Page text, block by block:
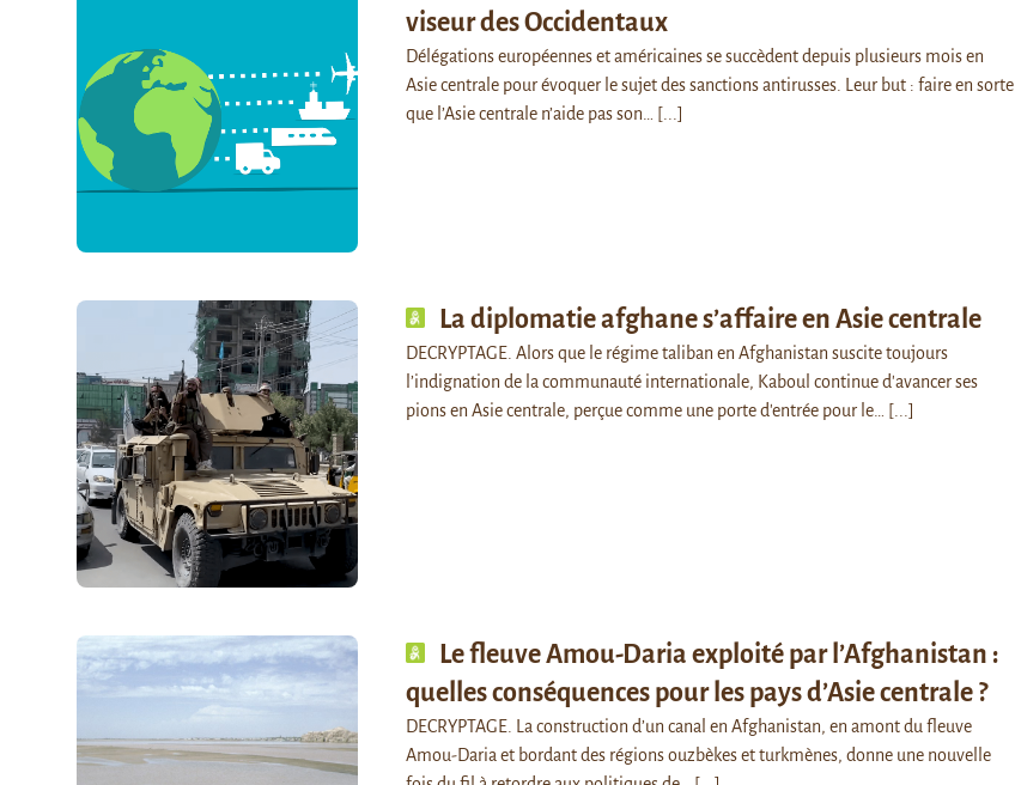
viseur des Occidentaux
Délégations européennes et américaines se succèdent depuis plusieurs mois en
Asie centrale pour évoquer le sujet des sanctions antirusses. Leur but : faire en sorte
que l’Asie centrale n’aide pas son…
[...]
La diplomatie afghane s’affaire en Asie centrale
DECRYPTAGE. Alors que le régime taliban en Afghanistan suscite toujours
l’indignation de la communauté internationale, Kaboul continue d'avancer ses
pions en Asie centrale, perçue comme une porte d'entrée pour le…
[...]
Le fleuve Amou-Daria exploité par l’Afghanistan :
quelles conséquences pour les pays d’Asie centrale ?
DECRYPTAGE. La construction d’un canal en Afghanistan, en amont du fleuve
Amou-Daria et bordant des régions ouzbèkes et turkmènes, donne une nouvelle